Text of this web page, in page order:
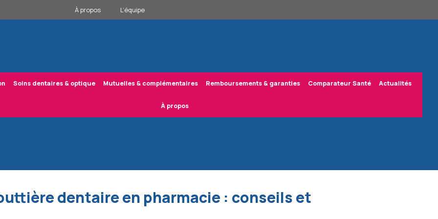
À propos L’équipe
Soins dentaires & optique Mutuelles & complémentaires Remboursements & garanties Comparateur Santé Actualités
À propos
dentaire en pharmacie : conseils et